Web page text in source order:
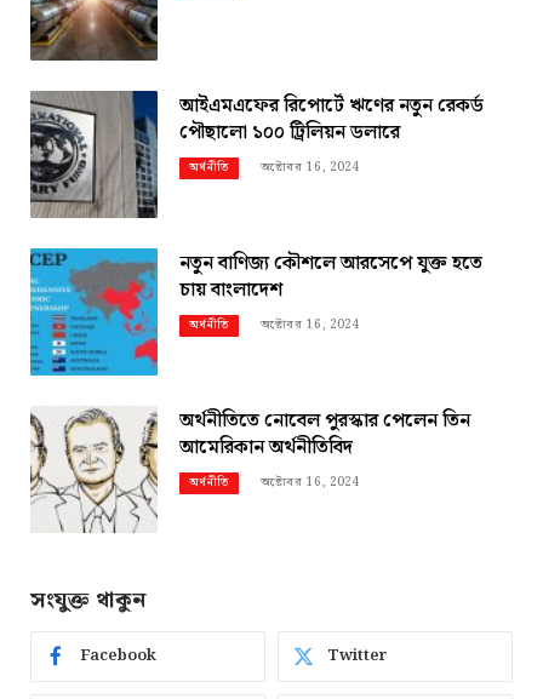
আইএমএফের রিপোর্টে ঋণের নতুন রেকর্ড
পৌছালো ১০০ ট্রিলিয়ন ডলারে
অর্থনীতি অক্টোবর 16, 2024
নতুন বাণিজ্য কৌশলে আরসেপে যুক্ত হতে
চায় বাংলাদেশ
অর্থনীতি অক্টোবর 16, 2024
অর্থনীতিতে নোবেল পুরস্কার পেলেন তিন
আমেরিকান অর্থনীতিবিদ
অর্থনীতি অক্টোবর 16, 2024
সংযুক্ত থাকুন
Facebook Twitter